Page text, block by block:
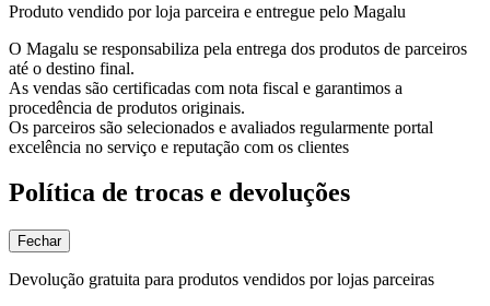
Produto vendido por loja parceira e entregue pelo Magalu
O Magalu se responsabiliza pela entrega dos produtos de parceiros
até o destino final.
As vendas são certificadas com nota fiscal e garantimos a
procedência de produtos originais.
Os parceiros são selecionados e avaliados regularmente portal
excelência no serviço e reputação com os clientes
Política de trocas e devoluções
Fechar
Devolução gratuita para produtos vendidos por lojas parceiras